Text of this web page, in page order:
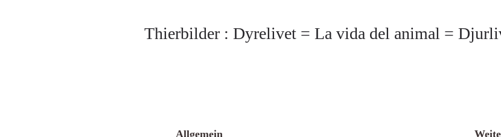
Thierbilder : Dyrelivet = La vida del animal =
Allgemein